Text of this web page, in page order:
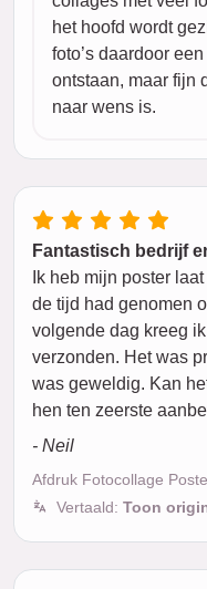
het hoofd wordt
foto’s daardoor
ontstaan, maar fijn
naar wens is.
Fantastisch bedrijf
Ik heb mijn poster
de tijd had genomen
volgende dag kreeg
verzonden. Het was
was geweldig. Kan
hen ten zeerste
- Neil
Afdruk Fotocollage
Vertaald: Toon